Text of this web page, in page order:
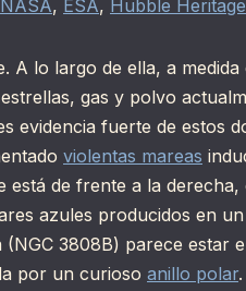
NASA, ESA, Hubble Heritage
A lo largo de ella, a
gas y polvo
evidencia fuerte de estos
violentas mareas
está de frente a la
azules producidos en
3808B) parece estar
por un curioso anillo polar